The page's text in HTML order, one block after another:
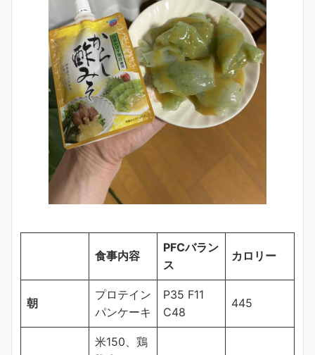
食事内容
PFCバラン
ス
カロリー
朝
プロテイン
パンケーキ
P35 F11
C48
445
米150、鶏